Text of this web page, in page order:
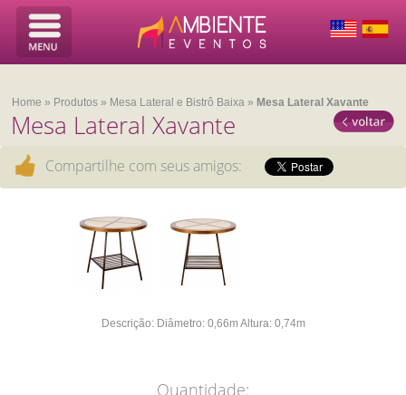
Home » Produtos » Mesa Lateral e Bistrô Baixa » Mesa Lateral Xavante
Mesa Lateral Xavante
Compartilhe com seus amigos:
Descrição: Diâmetro: 0,66mAltura: 0,74m
Quantidade: